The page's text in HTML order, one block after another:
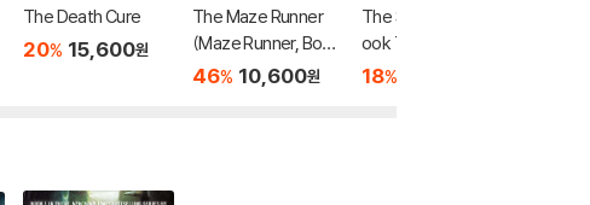
The Death Cure
20% 15,600원
The Maze Runner
(Maze Runner, Book
One): Book One
46% 10,600원
The Scorch Trials: B
ook Two of the Maz
e Runner Series
18%